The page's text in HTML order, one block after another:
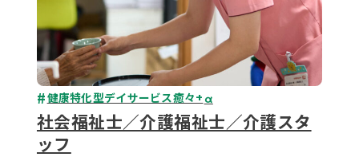
健康特化型デイサービス癒々+α
社会福祉士／介護福祉士／介護スタ
ッフ